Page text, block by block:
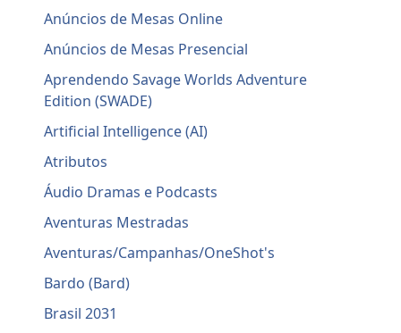
Anúncios de Mesas Online
Anúncios de Mesas Presencial
Aprendendo Savage Worlds Adventure
Edition (SWADE)
Artificial Intelligence (AI)
Atributos
Áudio Dramas e Podcasts
Aventuras Mestradas
Aventuras/Campanhas/OneShot's
Bardo (Bard)
Brasil 2031